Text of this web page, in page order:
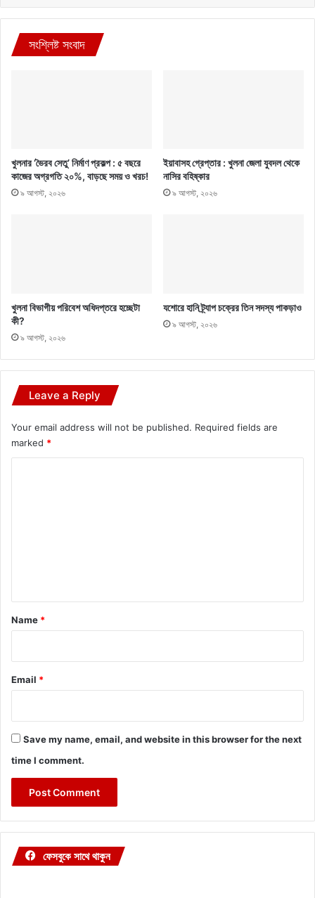
সংশ্লিষ্ট সংবাদ
খুলনার ‘ভৈরব সেতু’ নির্মাণ প্রকল্প : ৫ বছরে
কাজের অগ্রগতি ২০%, বাড়ছে সময় ও খরচ!
৯ আগস্ট, ২০২৬
ইয়াবাসহ গ্রেপ্তার : খুলনা জেলা যুবদল থেকে
নাসির বহিষ্কার
৯ আগস্ট, ২০২৬
খুলনা বিভাগীয় পরিবেশ অধিদপ্তরে হচ্ছেটা
কী?
৯ আগস্ট, ২০২৬
যশোরে হানি ট্র্যাপ চক্রের তিন সদস্য পাকড়াও
৯ আগস্ট, ২০২৬
Leave a Reply
Your email address will not be published. Required fields are
marked *
*
Name *
Email *
Save my name, email, and website in this browser for the next
time I comment.
ফেসবুকে সাথে থাকুন